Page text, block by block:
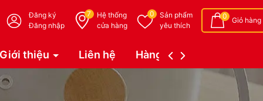
Đăng ký
Đăng nhập
7
Hệ thống
cửa hàng
0
Sản phẩm
yêu thích
0 Giỏ hàng
Giới thiệu Liên hệ Hàng đặt trước (Coming